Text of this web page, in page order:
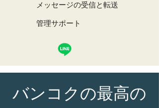
メッセージの受信と転送
管理サポート
バンコクの最高の